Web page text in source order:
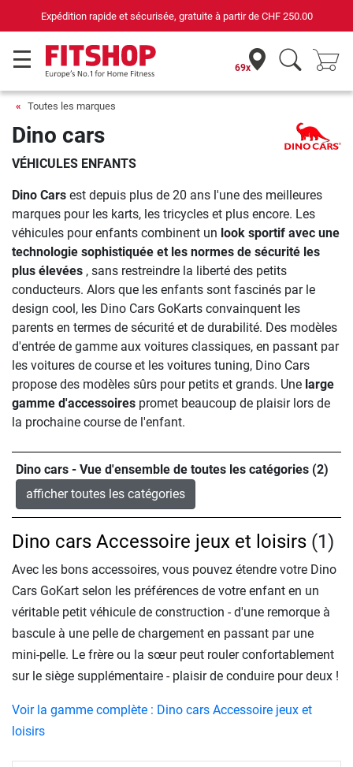
Expédition rapide et sécurisée, gratuite à partir de CHF 250.00
69x
Toutes les marques
Dino cars
VÉHICULES ENFANTS
Dino Cars est depuis plus de 20 ans l'une des meilleures
marques pour les karts, les tricycles et plus encore. Les
véhicules pour enfants combinent un look sportif avec une
technologie sophistiquée et les normes de sécurité les
plus élevées , sans restreindre la liberté des petits
conducteurs. Alors que les enfants sont fascinés par le
design cool, les Dino Cars GoKarts convainquent les
parents en termes de sécurité et de durabilité. Des modèles
d'entrée de gamme aux voitures classiques, en passant par
les voitures de course et les voitures tuning, Dino Cars
propose des modèles sûrs pour petits et grands. Une large
gamme d'accessoires promet beaucoup de plaisir lors de
la prochaine course de l'enfant.
Dino cars - Vue d'ensemble de toutes les catégories (2)
afficher toutes les catégories
Dino cars Accessoire jeux et loisirs (1)
Avec les bons accessoires, vous pouvez étendre votre Dino
Cars GoKart selon les préférences de votre enfant en un
véritable petit véhicule de construction - d'une remorque à
bascule à une pelle de chargement en passant par une
mini-pelle. Le frère ou la sœur peut rouler confortablement
sur le siège supplémentaire - plaisir de conduire pour deux !
Voir la gamme complète : Dino cars Accessoire jeux et
loisirs